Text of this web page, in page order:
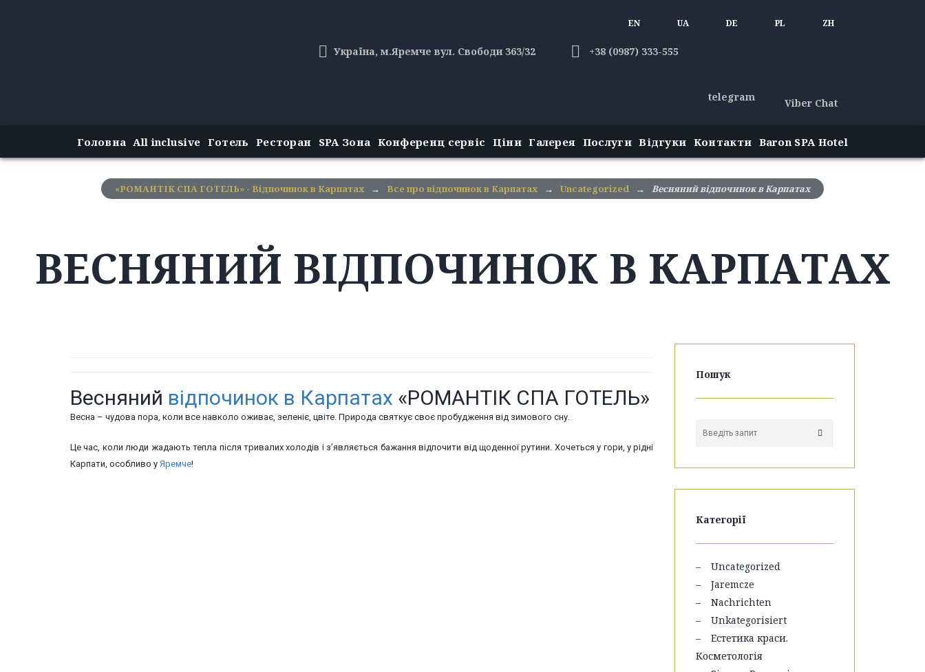
EN UA DE PL ZH
Україна, м.Яремче вул. Свободи 363/32 +38 (0987) 333-555
telegram Viber Chat
Головна All inclusive Готель Ресторан SPA Зона Конференц сервіс Ціни Галерея Послуги Відгуки Контакти Baron SPA Hotel
«РОМАНТІК СПА ГОТЕЛЬ» - Відпочинок в Карпатах → Все про відпочинок в Карпатах → Uncategorized → Весняний відпочинок в Карпатах
ВЕСНЯНИЙ ВІДПОЧИНОК В КАРПАТАХ
Весняний відпочинок в Карпатах «РОМАНТІК СПА ГОТЕЛЬ»
Весна – чудова пора, коли все навколо оживає, зеленіє, цвіте. Природа святкує своє пробудження від зимового сну.
Це час, коли люди жадають тепла після тривалих холодів і з’являється бажання відпочити від щоденної рутини. Хочеться у гори, у рідні
Карпати, особливо у Яремче!
Пошук
Категорії
Uncategorized
Jaremcze
Nachrichten
Unkategorisiert
Естетика краси.
Косметологія